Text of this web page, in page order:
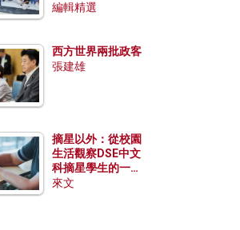
編輯精選
西方世界兩批政客
張建雄
摘星以外：從校園
生活觀察DSE中文
科摘星學生的一點
特質
來文